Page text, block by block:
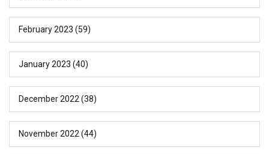
February 2023 (59)
January 2023 (40)
December 2022 (38)
November 2022 (44)